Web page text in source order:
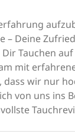
Deine
Tauchen
mit
wir nur
von uns ins